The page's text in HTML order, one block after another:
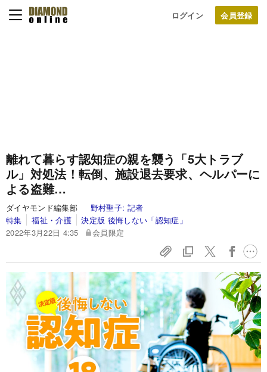
ログイン
離れて暮らす認知症の親を襲う「5大トラブ
ル」対処法！転倒、施設退去要求、ヘルパーに
よる盗難…
ダイヤモンド編集部 野村聖子: 記者
特集
福祉・介護
決定版 後悔しない「認知症」
2022年3月22日 4:35
会員限定